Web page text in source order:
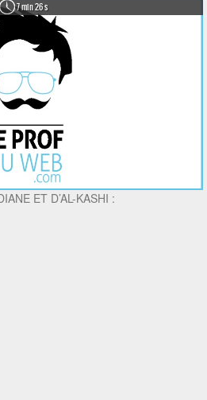
7 min 26 s
ET D’AL-KASHI :